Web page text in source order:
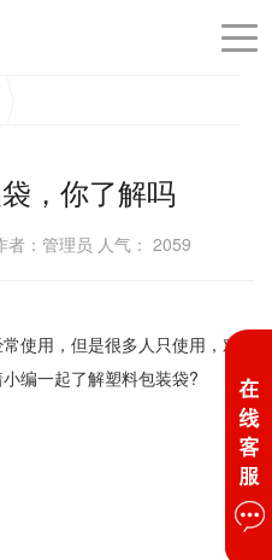
，你了解吗
：管理员 人气： 2059
使用，但是很多人只使用，对
编一起了解塑料包装袋?